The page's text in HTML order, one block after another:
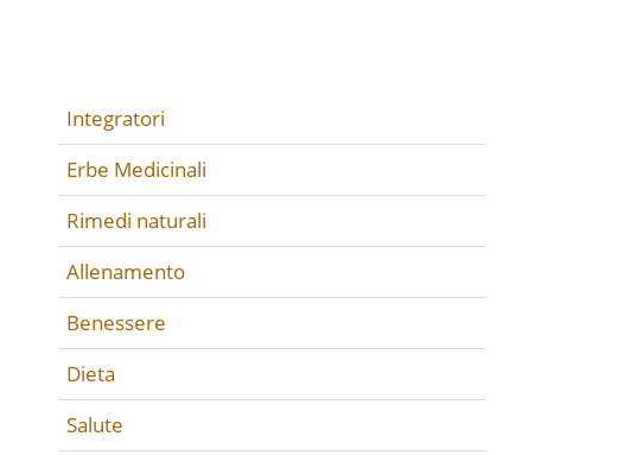
Integratori
Erbe Medicinali
Rimedi naturali
Allenamento
Benessere
Dieta
Salute